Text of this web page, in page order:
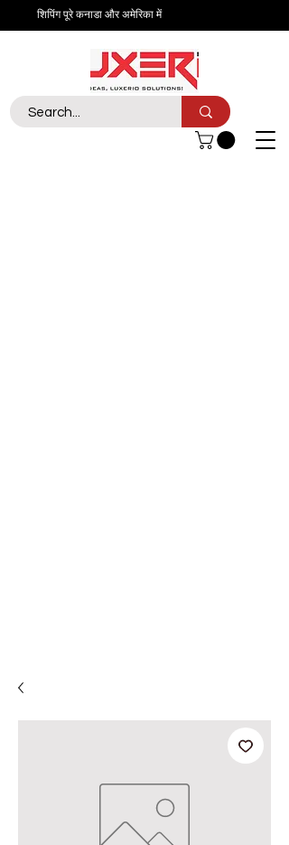
शिपिंग पूरे कनाडा और अमेरिका में